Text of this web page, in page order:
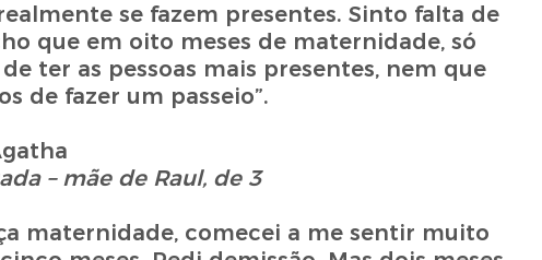
se fazem presentes. Sinto falta de
que em oito meses de maternidade, só
ter as pessoas mais presentes, nem que
de fazer um passeio”.
– mãe de Raul, de 3
maternidade, comecei a me sentir muito